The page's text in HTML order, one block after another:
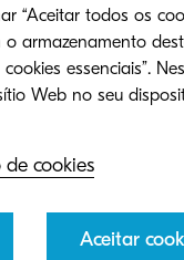
“Aceitar todos os
armazenamento
essenciais”.
cookies
Aceitar